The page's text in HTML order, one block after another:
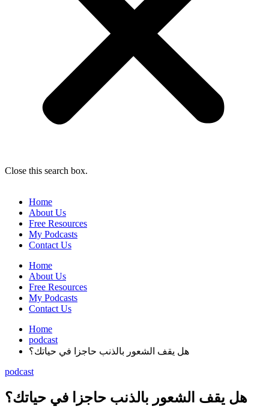
Close this search box.
Home
About Us
Free Resources
My Podcasts
Contact Us
Home
About Us
Free Resources
My Podcasts
Contact Us
Home
podcast
هل يقف الشعور بالذنب حاجزا في حياتك؟
podcast
هل يقف الشعور بالذنب حاجزا في حياتك؟